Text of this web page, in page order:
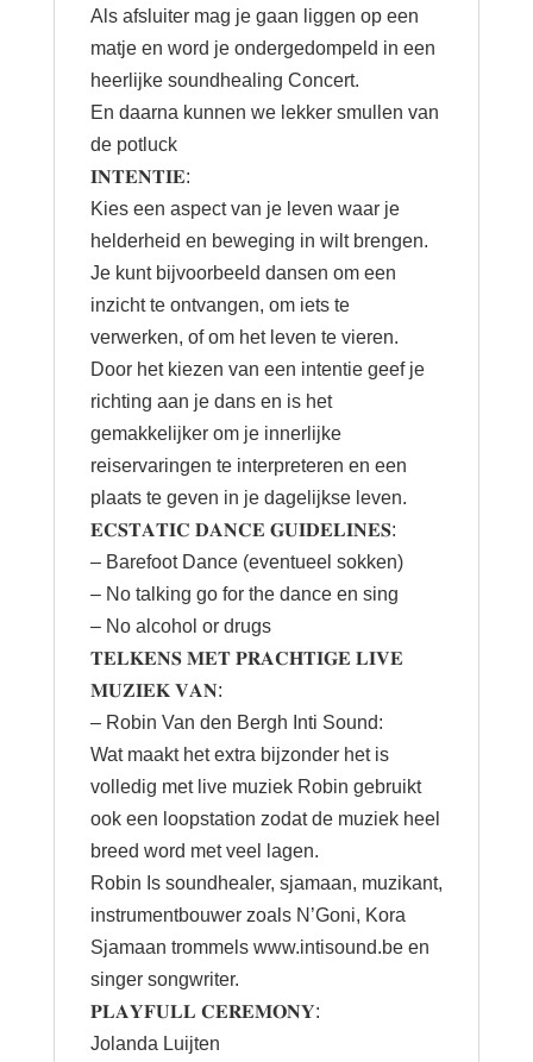
Als afsluiter mag je gaan liggen op een
matje en word je ondergedompeld in een
heerlijke soundhealing Concert.
En daarna kunnen we lekker smullen van
de potluck
𝐈𝐍𝐓𝐄𝐍𝐓𝐈𝐄:
Kies een aspect van je leven waar je
helderheid en beweging in wilt brengen.
Je kunt bijvoorbeeld dansen om een
inzicht te ontvangen, om iets te
verwerken, of om het leven te vieren.
Door het kiezen van een intentie geef je
richting aan je dans en is het
gemakkelijker om je innerlijke
reiservaringen te interpreteren en een
plaats te geven in je dagelijkse leven.
𝐄𝐂𝐒𝐓𝐀𝐓𝐈𝐂 𝐃𝐀𝐍𝐂𝐄 𝐆𝐔𝐈𝐃𝐄𝐋𝐈𝐍𝐄𝐒:
– Barefoot Dance (eventueel sokken)
– No talking go for the dance en sing
– No alcohol or drugs
𝐓𝐄𝐋𝐊𝐄𝐍𝐒 𝐌𝐄𝐓 𝐏𝐑𝐀𝐂𝐇𝐓𝐈𝐆𝐄 𝐋𝐈𝐕𝐄
𝐌𝐔𝐙𝐈𝐄𝐊 𝐕𝐀𝐍:
– Robin Van den Bergh Inti Sound:
Wat maakt het extra bijzonder het is
volledig met live muziek Robin gebruikt
ook een loopstation zodat de muziek heel
breed word met veel lagen.
Robin Is soundhealer, sjamaan, muzikant,
instrumentbouwer zoals N’Goni, Kora
Sjamaan trommels www.intisound.been
singer songwriter.
𝐏𝐋𝐀𝐘𝐅𝐔𝐋𝐋 𝐂𝐄𝐑𝐄𝐌𝐎𝐍𝐘:
Jolanda Luijten